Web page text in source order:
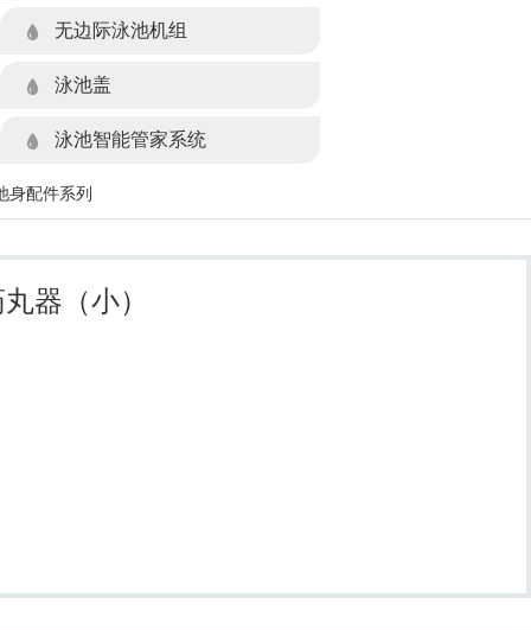
- 清池用品系列
无边际泳池机组
泳池盖
泳池智能管家系统
身配件系列
器（小）